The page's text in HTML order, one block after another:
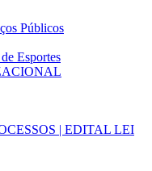
Públicos
Esportes
| EDITAL LEI